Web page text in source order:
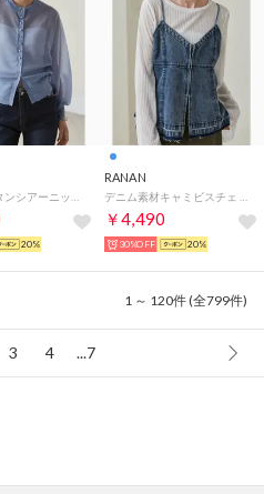
20%
RANAN
￥4,490
30%OFF 20%
1 ～ 120件 (全799件)
3 4 ...7